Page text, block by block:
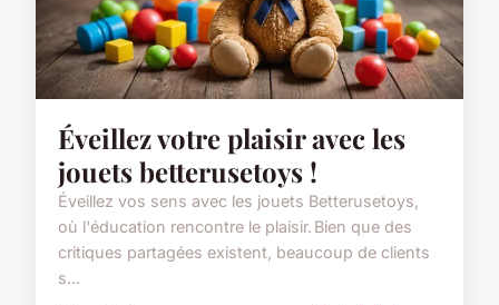
Éveillez votre plaisir avec les
jouets betterusetoys !
Éveillez vos sens avec les jouets Betterusetoys,
où l'éducation rencontre le plaisir. Bien que des
critiques partagées existent, beaucoup de clients
s...